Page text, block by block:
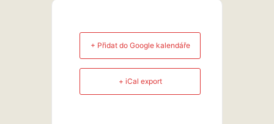
+ Přidat do Google kalendáře
+ iCal export